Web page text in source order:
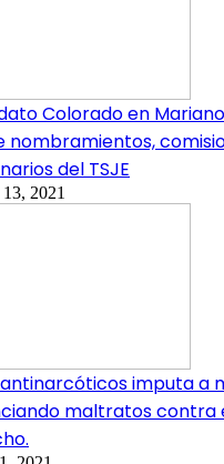
Colorado en
nombramientos,
del TSJE
2021
imputa a
maltratos contra